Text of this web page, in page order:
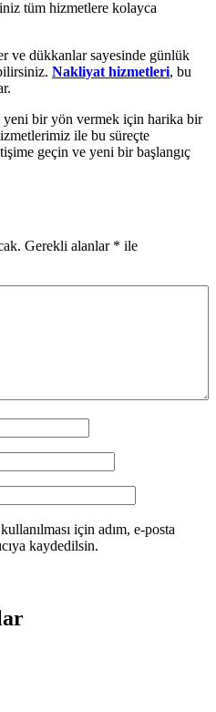
tüm hizmetlere kolayca
ve dükkanlar sayesinde günlük
Nakliyat hizmetleri, bu
yeni bir yön vermek için harika bir
ile bu süreçte
geçin ve yeni bir başlangıç
Gerekli alanlar * ile
için adım, e-posta
kaydedilsin.